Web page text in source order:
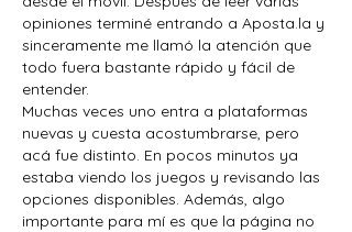
opiniones terminé entrando a Aposta.la y
sinceramente me llamó la atención que
todo fuera bastante rápido y fácil de
entender.
Muchas veces uno entra a plataformas
nuevas y cuesta acostumbrarse, pero
acá fue distinto. En pocos minutos ya
estaba viendo los juegos y revisando las
opciones disponibles. Además, algo
importante para mí es que la página no